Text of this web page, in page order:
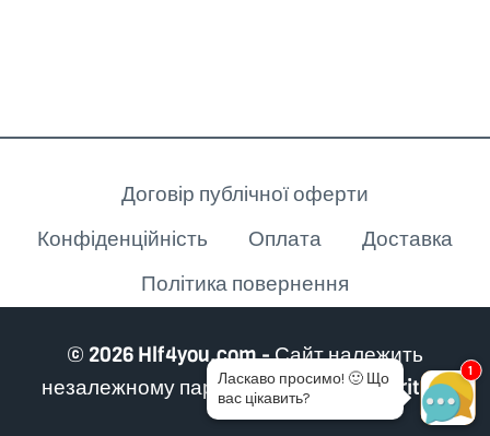
Договір публічної оферти
Конфіденційність
Оплата
Доставка
Політика повернення
© 2026 Hlf4you.com - Сайт належить
незалежному партнеру Herbalife Nutrition
1
Ласкаво просимо!🙂 Що
вас цікавить?